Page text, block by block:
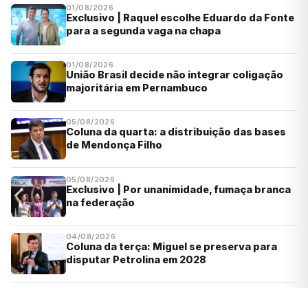
01/08/2026
Exclusivo | Raquel escolhe Eduardo da Fonte
para a segunda vaga na chapa
01/08/2026
União Brasil decide não integrar coligação
majoritária em Pernambuco
05/08/2026
Coluna da quarta: a distribuição das bases
de Mendonça Filho
05/08/2026
Exclusivo | Por unanimidade, fumaça branca
na federação
04/08/2026
Coluna da terça: Miguel se preserva para
disputar Petrolina em 2028